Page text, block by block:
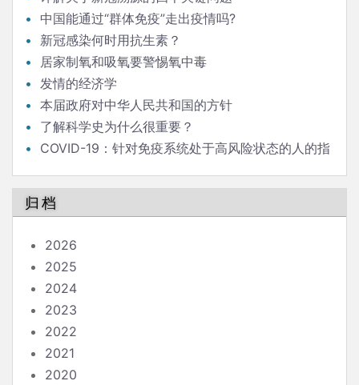
中国能通过“群体免疫”走出疫情吗?
新冠感染何时用抗生素？
居家制氧和吸氧要警惕氧中毒
发情的经济学
本届政府对中华人民共和国的方针
了解科学史为什么很重要？
COVID-19：针对免疫系统处于高风险状态的人的指
归档
2026
2025
2024
2023
2022
2021
2020